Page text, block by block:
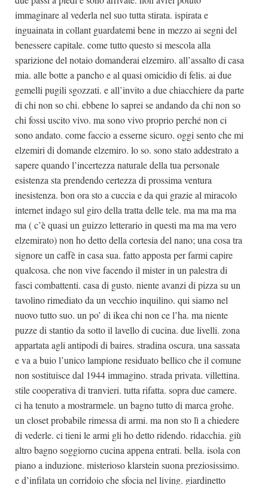
immaginare al vederla nel suo tutta stirata. ispirata e
inguainata in collant guardatemi bene in mezzo ai segni del
benessere capitale. come tutto questo si mescola alla
sparizione del notaio domanderai elzemiro. all’assalto di casa
mia. alle botte a pancho e al quasi omicidio di felis. ai due
gemelli pugili sgozzati. e all’invito a due chiacchiere da parte
di chi non so chi. ebbene lo saprei se andando da chi non so
chi fossi uscito vivo. ma sono vivo proprio perché non ci
sono andato. come faccio a esserne sicuro. oggi sento che mi
elzemiri di domande elzemiro. lo so. sono stato addestrato a
sapere quando l’incertezza naturale della tua personale
esistenza sta prendendo certezza di prossima ventura
inesistenza. bon ora sto a cuccia e da qui grazie al miracolo
internet indago sul giro della tratta delle tele. ma ma ma ma
ma ( c’è quasi un guizzo letterario in questi ma ma ma vero
elzemirato) non ho detto della cortesia del nano; una cosa tra
signore un caffè in casa sua. fatto apposta per farmi capire
qualcosa. che non vive facendo il mister in un palestra di
fasci combattenti. casa di gusto. niente avanzi di pizza su un
tavolino rimediato da un vecchio inquilino. qui siamo nel
nuovo tutto suo. un po’ di ikea chi non ce l’ha. ma niente
puzze di stantio da sotto il lavello di cucina. due livelli. zona
appartata agli antipodi di baires. stradina oscura. una sassata
e va a buio l’unico lampione residuato bellico che il comune
non sostituisce dal 1944 immagino. strada privata. villettina.
stile cooperativa di tranvieri. tutta rifatta. sopra due camere.
ci ha tenuto a mostrarmele. un bagno tutto di marca grohe.
un closet probabile rimessa di armi. ma non sto lì a chiedere
di vederle. ci tieni le armi gli ho detto ridendo. ridacchia. giù
altro bagno soggiorno cucina appena entrati. bella. isola con
piano a induzione. misterioso klarstein suona preziosissimo.
e d’infilata un corridoio che sfocia nel living. giardinetto